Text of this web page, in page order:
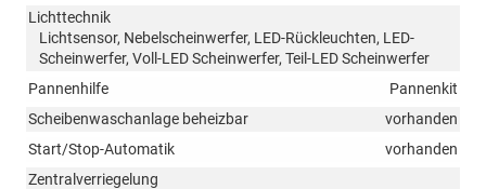
Lichttechnik
Lichtsensor, Nebelscheinwerfer, LED-Rückleuchten, LED-
Scheinwerfer, Voll-LED Scheinwerfer, Teil-LED Scheinwerfer
Pannenhilfe
Pannenkit
Scheibenwaschanlage beheizbar
vorhanden
Start/Stop-Automatik
vorhanden
Zentralverriegelung